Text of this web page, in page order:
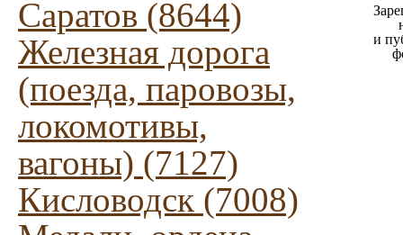
Саратов (8644)
Железная дорога
(поезда, паровозы,
локомотивы,
вагоны) (7127)
Кисловодск (7008)
и